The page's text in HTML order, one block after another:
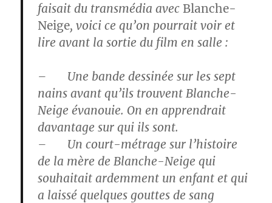
faisait du transmédia avec Blanche-
Neige, voici ce qu’on pourrait voir et
lire avant la sortie du film en salle :
– Une bande dessinée sur les sept
nains avant qu’ils trouvent Blanche-
Neige évanouie. On en apprendrait
davantage sur qui ils sont.
– Un court-métrage sur l’histoire
de la mère de Blanche-Neige qui
souhaitait ardemment un enfant et qui
a laissé quelques gouttes de sang